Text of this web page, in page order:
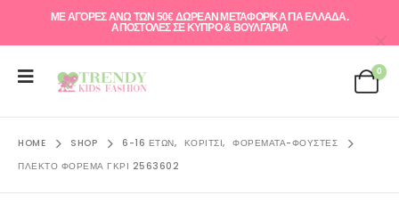
ΜΕ ΑΓΟΡΕΣ ΑΝΩ ΤΩΝ 50€ ΔΩΡΕΑΝ ΜΕΤΑΦΟΡΙΚΑ ΓΙΑ ΕΛΛAΔΑ.
ΑΠΟΣΤΟΛΕΣ ΣΕ ΚΥΠΡΟ & ΒΟΥΛΓΑΡΙΑ
0
HOME SHOP 6-16 ΕΤΏΝ, ΚΟΡΊΤΣΙ, ΦΟΡΈΜΑΤΑ-ΦΟΎΣΤΕΣ
ΠΛΕΚΤΟ ΦΌΡΕΜΑ ΓΚΡΙ 2563602